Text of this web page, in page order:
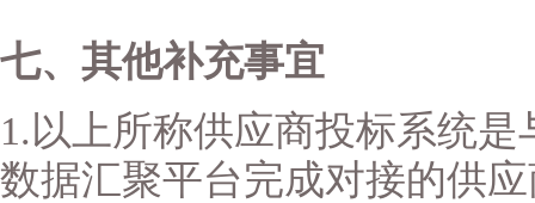
七、其他补充事宜
1.以上所称供应商投标系统
数据汇聚平台完成对接的供